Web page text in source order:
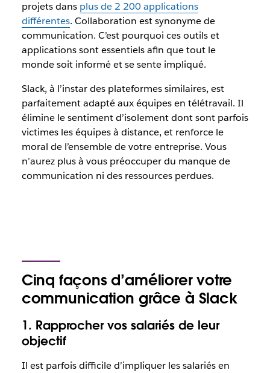
projets dans plus de 2 200 applications
différentes. Collaboration est synonyme de
communication. C’est pourquoi ces outils et
applications sont essentiels afin que tout le
monde soit informé et se sente impliqué.
Slack, à l’instar des plateformes similaires, est
parfaitement adapté aux équipes en télétravail. Il
élimine le sentiment d’isolement dont sont parfois
victimes les équipes à distance, et renforce le
moral de l’ensemble de votre entreprise. Vous
n’aurez plus à vous préoccuper du manque de
communication ni des ressources perdues.
Cinq façons d’améliorer votre
communication grâce à Slack
1. Rapprocher vos salariés de leur
objectif
Il est parfois difficile d’impliquer les salariés en